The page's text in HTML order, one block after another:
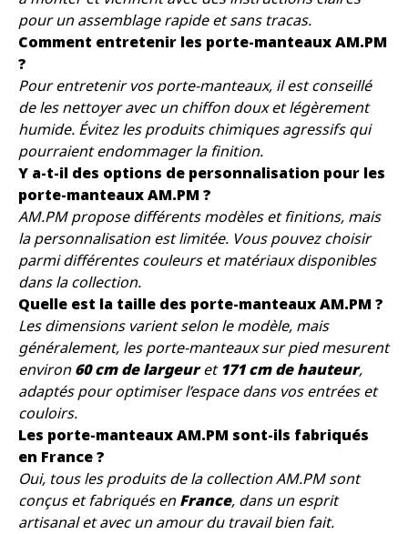
pour un assemblage rapide et sans tracas.
Comment entretenir les porte-manteaux AM.PM
?
Pour entretenir vos porte-manteaux, il est conseillé
de les nettoyer avec un chiffon doux et légèrement
humide. Évitez les produits chimiques agressifs qui
pourraient endommager la finition.
Y a-t-il des options de personnalisation pour les
porte-manteaux AM.PM ?
AM.PM propose différents modèles et finitions, mais
la personnalisation est limitée. Vous pouvez choisir
parmi différentes couleurs et matériaux disponibles
dans la collection.
Quelle est la taille des porte-manteaux AM.PM ?
Les dimensions varient selon le modèle, mais
généralement, les porte-manteaux sur pied mesurent
environ60 cm de largeuret 171 cm de hauteur,
adaptés pour optimiser l’espace dans vos entrées et
couloirs.
Les porte-manteaux AM.PM sont-ils fabriqués
en France ?
Oui, tous les produits de la collection AM.PM sont
conçus et fabriqués enFrance, dans un esprit
artisanal et avec un amour du travail bien fait.